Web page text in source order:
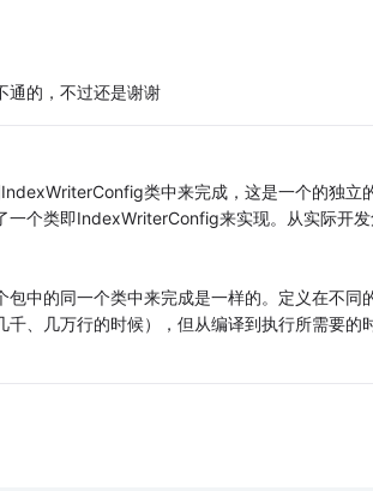
通的，不过还是谢谢
类中来完成，这是一个的独立
个类即IndexWriterConfig来实现。从实际开发
中的同一个类中来完成是一样的。定义在不同
、几万行的时候），但从编译到执行所需要的